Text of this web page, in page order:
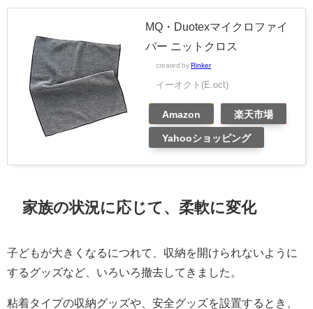
MQ・Duotexマイクロファイ
バー ニットクロス
created by Rinker
イーオクト(E.oct)
Amazon 楽天市場
Yahooショッピング
家族の状況に応じて、柔軟に変化
子どもが大きくなるにつれて、収納を開けられないように
するグッズなど、いろいろ撤去してきました。
粘着タイプの収納グッズや、安全グッズを設置するとき、